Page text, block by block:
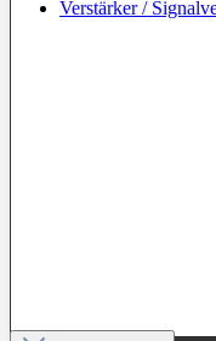
Verstärker /